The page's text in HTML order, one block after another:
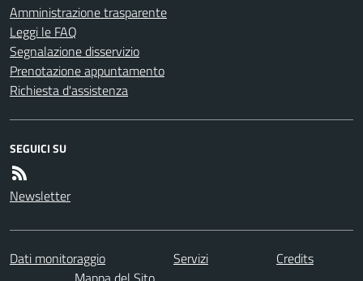
Amministrazione trasparente
Leggi le FAQ
Segnalazione disservizio
Prenotazione appuntamento
Richiesta d'assistenza
SEGUICI SU
Newsletter
Dati monitoraggio Servizi
Credits